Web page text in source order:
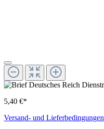
5,40 €*
Versand- und Lieferbedingungen